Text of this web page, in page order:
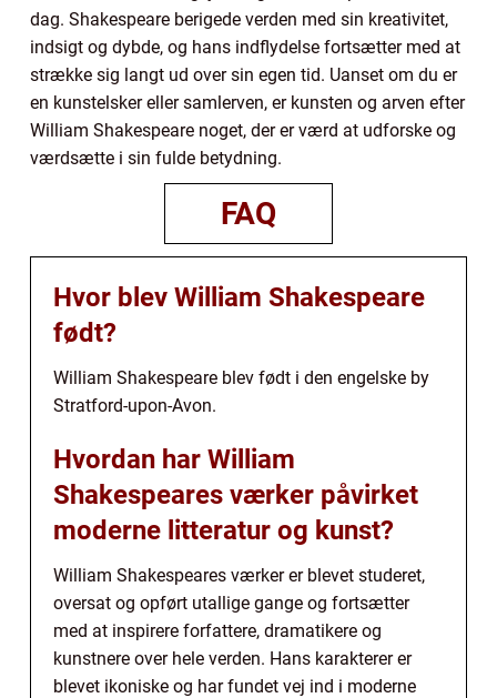
dag. Shakespeare berigede verden med sin kreativitet,
indsigt og dybde, og hans indflydelse fortsætter med at
strække sig langt ud over sin egen tid. Uanset om du er
en kunstelsker eller samlerven, er kunsten og arven efter
William Shakespeare noget, der er værd at udforske og
værdsætte i sin fulde betydning.
FAQ
Hvor blev William Shakespeare
født?
William Shakespeare blev født i den engelske by
Stratford-upon-Avon.
Hvordan har William
Shakespeares værker påvirket
moderne litteratur og kunst?
William Shakespeares værker er blevet studeret,
oversat og opført utallige gange og fortsætter
med at inspirere forfattere, dramatikere og
kunstnere over hele verden. Hans karakterer er
blevet ikoniske og har fundet vej ind i moderne